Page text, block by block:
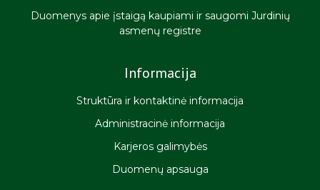
Duomenys apie įstaigą kaupiami ir saugomi Jurdinių
asmenų registre
Informacija
Struktūra ir kontaktinė informacija
Administracinė informacija
Karjeros galimybės
Duomenų apsauga